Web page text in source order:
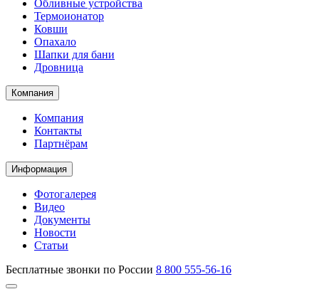
Обливные устройства
Термоионатор
Ковши
Опахало
Шапки для бани
Дровница
Компания
Компания
Контакты
Партнёрам
Информация
Фотогалерея
Видео
Документы
Новости
Статьи
Бесплатные звонки по России 8 800 555-56-16